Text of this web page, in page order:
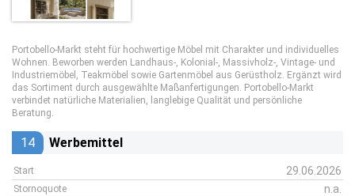
Portobello-Markt steht für hochwertige Möbel mit Charakter und individuelles
Wohnen. Beworben werden Landhaus-, Kolonial-, Massivholz-, Vintage- und
Industriemöbel, Teakmöbel sowie Gartenmöbel aus Gerüstholz. Ergänzt wird
das Sortiment durch ausgewählte Maßanfertigungen. Portobello-Markt
verbindet natürliche Materialien, langlebige Qualität und persönliche
Beratung.
14 Werbemittel
Start 29.06.2026
Stornoquote n.a.